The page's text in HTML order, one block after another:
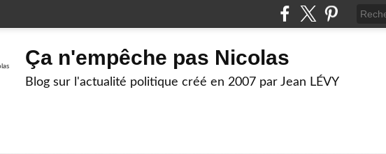
Ça n'empêche pas Nicolas
Blog sur l'actualité politique créé en 2007 par Jean LÉVY